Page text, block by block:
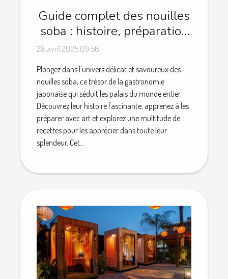
Guide complet des nouilles
soba : histoire, préparation
et recettes
28 avril 2025 09:56
Plongez dans l'univers délicat et savoureux des
nouilles soba, ce trésor de la gastronomie
japonaise qui séduit les palais du monde entier.
Découvrez leur histoire fascinante, apprenez à les
préparer avec art et explorez une multitude de
recettes pour les apprécier dans toute leur
splendeur. Cet...